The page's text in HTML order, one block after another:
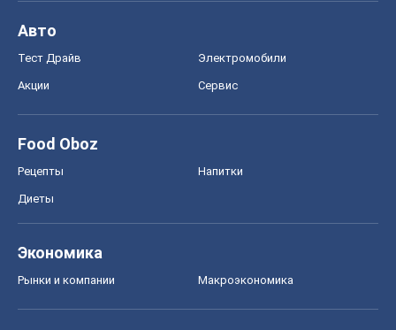
Авто
Тест Драйв Электромобили
Акции Сервис
Food Oboz
Рецепты Напитки
Диеты
Экономика
Рынки и компании Mакроэкономика